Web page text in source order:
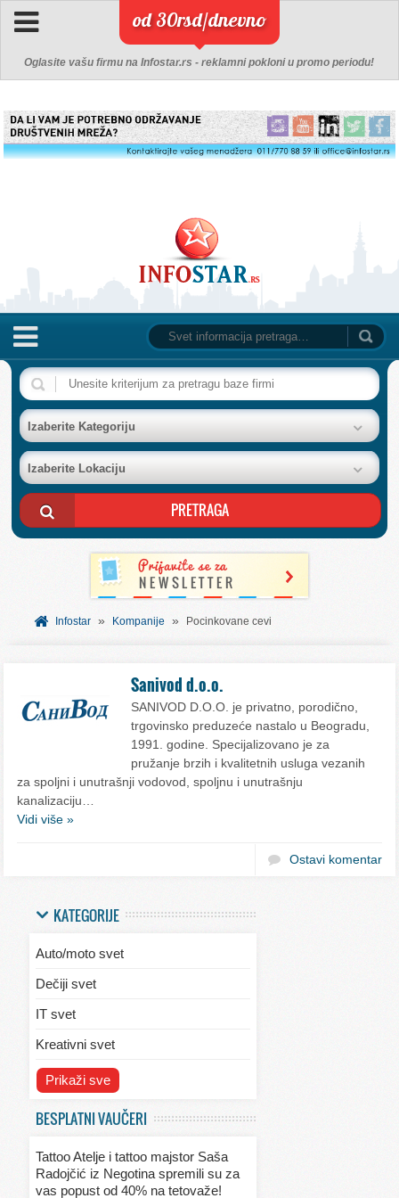
od 30rsd/dnevno
Oglasite vašu firmu na Infostar.rs - reklamni pokloni u promo periodu!
NASLOVNA
BAZA FIRMI
POSLOVNI OGLASI
AKCIJE I KATALOZI
BESPLATNI VAUČERI
SVET INFORMACIJA
Izaberite Kategoriju
Izaberite Lokaciju
Infostar » Kompanije » Pocinkovane cevi
Sanivod d.o.o.
SANIVOD D.O.O. je privatno, porodično,
trgovinsko preduzeće nastalo u Beogradu,
1991. godine. Specijalizovano je za
pružanje brzih i kvalitetnih usluga vezanih
za spoljni i unutrašnji vodovod, spoljnu i unutrašnju
kanalizaciju…
Vidi više »
Ostavi komentar
KATEGORIJE
Auto/moto svet
Dečiji svet
IT svet
Kreativni svet
Svet ekologije
Svet kulinarstva
Prikaži sve
BESPLATNI VAUČERI
Tattoo Atelje i tattoo majstor Saša
Radojčić iz Negotina spremili su za
vas popust od 40% na tetovaže!